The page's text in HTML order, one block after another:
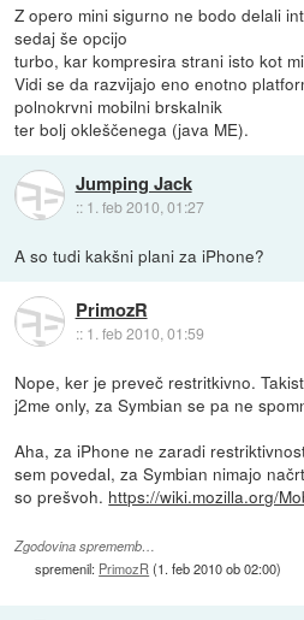
Z opero mini sigurno ne bodo delali
sedaj še opcijo
turbo, kar kompresira strani isto kot
Vidi se da razvijajo eno enotno
polnokrvni mobilni brskalnik
ter bolj okleščenega (java ME).
Jumping Jack
:: 1. feb 2010, 01:27
A so tudi kakšni plani za iPhone?
PrimozR
:: 1. feb 2010, 01:59
Nope, ker je preveč restritkivno.
j2me only, za Symbian se pa ne
Aha, za iPhone ne zaradi
sem povedal, za Symbian nimajo
so prešvoh. https://wiki.mozilla.org/
Zgodovina sprememb…
spremenil: PrimozR (1. feb 2010 ob 02:00)